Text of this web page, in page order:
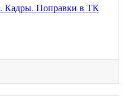
Кадры. Поправки в ТК